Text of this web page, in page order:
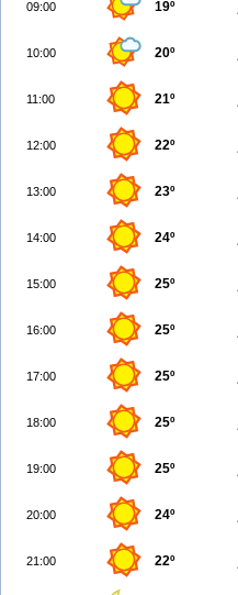
09:00 19º
10:00 20º
11:00 21º
12:00 22º
13:00 23º
14:00 24º
15:00 25º
16:00 25º
17:00 25º
18:00 25º
19:00 25º
20:00 24º
21:00 22º